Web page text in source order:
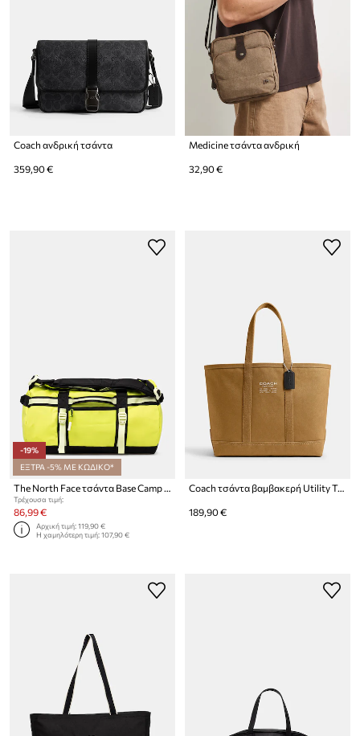
Coach ανδρική τσάντα
359,90 €
Medicine τσάντα ανδρική
32,90 €
-19%
ΕΞΤΡΑ -5% ΜΕ ΚΩΔΙΚΟ*
The North Face τσάντα Base Camp Duffel - XS
Τρέχουσα τιμή:
86,99 €
Αρχική τιμή:119,90 €
Η χαμηλότερη τιμή:107,90 €
Coach τσάντα βαμβακερή Utility Tote
189,90 €